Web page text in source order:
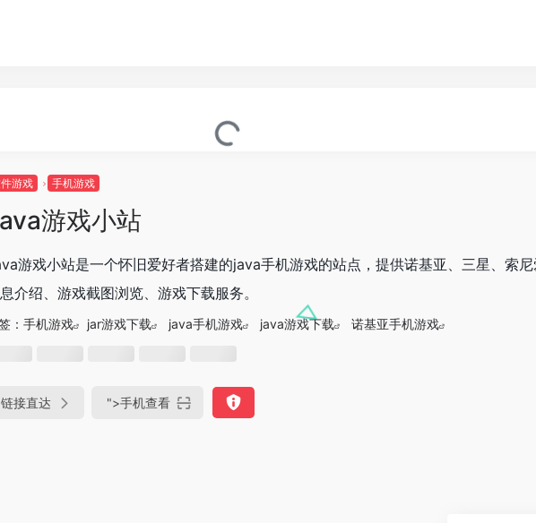
游戏 手机游戏
游戏小站
游戏小站是一个怀旧爱好者搭建的java手机游戏的站点，提供诺基亚、三星、索
介绍、游戏截图浏览、游戏下载服务。
： 手机游戏 jar游戏下载 java手机游戏 java游戏下载 诺基亚手机游戏
链接直达 ">手机查看